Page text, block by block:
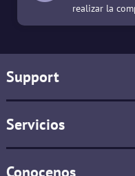
realizar la
Support
Servicios
Conocenos